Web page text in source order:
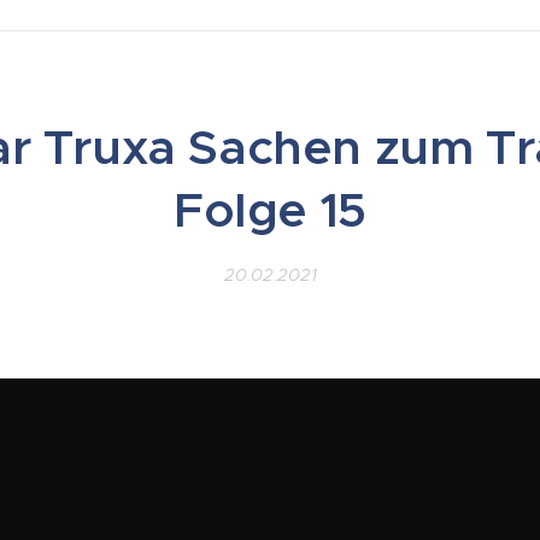
Truxa Sachen zum
Folge 15
20.02.2021